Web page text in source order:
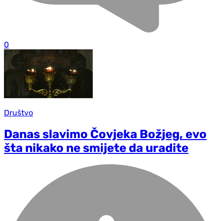
0
Društvo
Danas slavimo Čovjeka Božjeg, evo
šta nikako ne smijete da uradite